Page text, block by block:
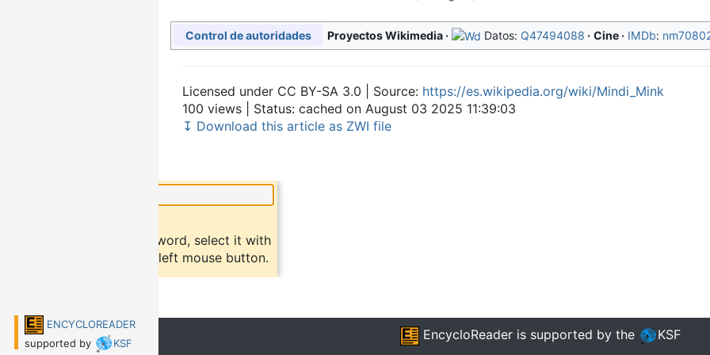
ENCYCLOREADER
supported by
KSF
Control de autoridades Proyectos Wikimedia Datos: Q47494088 Cine IMDb:
Licensed under CC BY-SA 3.0 | Source: https://es.wikipedia.org/wiki/Mindi_Mink
100 views | Status: cached on August 03 2025 11:39:03
↧ Download this article as ZWI file
EncycloReader is supported by the KSF
To find a definition of a word, select it with
the mouse and click the left mouse button.